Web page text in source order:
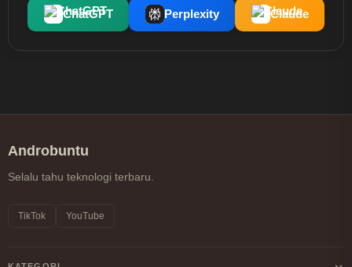
ChatGPT Perplexity Claude
Androbuntu
Selalu tahu teknologi terbaru.
TikTok YouTube